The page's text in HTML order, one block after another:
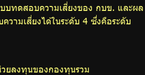
บทดสอบความเสี่ยงของ กบข. และผล
ความเสี่ยงได้ในระดับ 4 ซึ่งคือระดับ
ยลงทุนของกองทุนรวม